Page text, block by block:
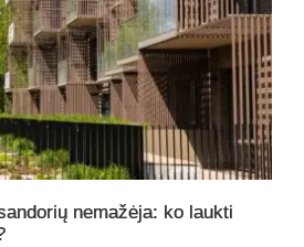
nemažėja: ko laukti